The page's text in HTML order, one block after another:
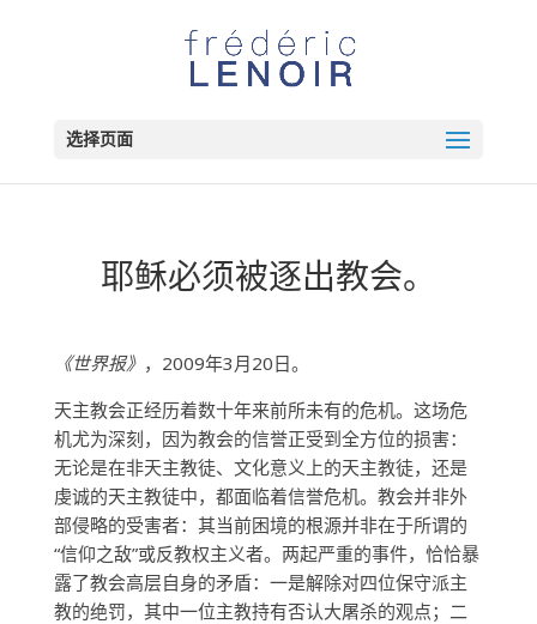
选择页面
耶稣必须被逐出教会。
《世界报》 ，2009年3月20日。
天主教会正经历着数十年来前所未有的危机。这场危
机尤为深刻，因为教会的信誉正受到全方位的损害：
无论是在非天主教徒、文化意义上的天主教徒，还是
虔诚的天主教徒中，都面临着信誉危机。教会并非外
部侵略的受害者：其当前困境的根源并非在于所谓的
“信仰之敌”或反教权主义者。两起严重的事件，恰恰暴
露了教会高层自身的矛盾：一是解除对四位保守派主
教的绝罚，其中一位主教持有否认大屠杀的观点；二